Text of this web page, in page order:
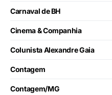
Carnaval de BH
Cinema & Companhia
Colunista Alexandre Gaia
Contagem
Contagem/MG